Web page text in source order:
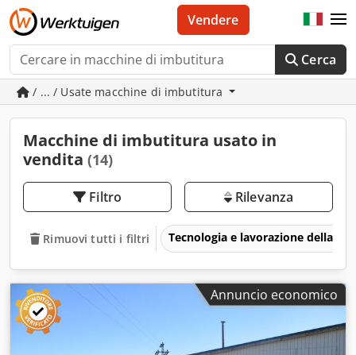
Cerca
Vendere
/ ... / Usate macchine di imbutitura
Macchine di imbutitura usato in
vendita (14)
Filtro Rilevanza
Rimuovi tutti i filtri Tecnologia e lavorazione della
Annuncio economico